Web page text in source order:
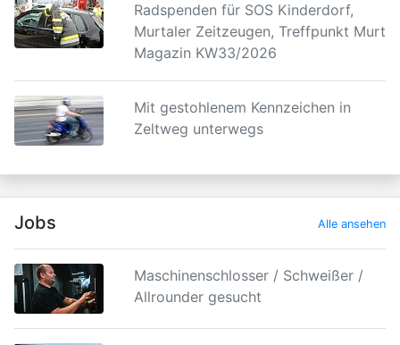
Radspenden für SOS Kinderdorf,
Murtaler Zeitzeugen, Treffpunkt Murtal
Magazin KW33/2026
Mit gestohlenem Kennzeichen in
Zeltweg unterwegs
Jobs Alle ansehen
Maschinenschlosser / Schweißer /
Allrounder gesucht